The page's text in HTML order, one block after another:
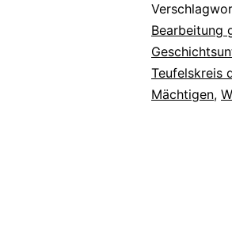
Bearbeitung
Teufelskreis
Mächtigen,